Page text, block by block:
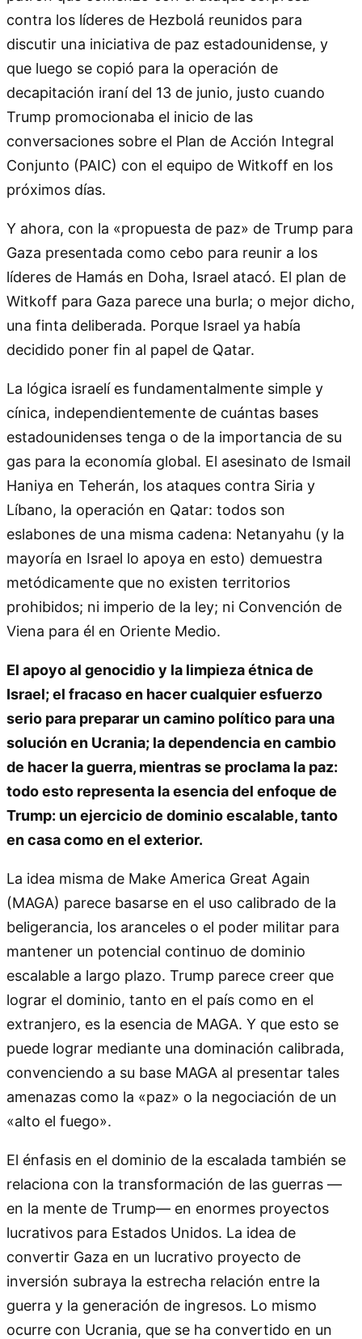
contra los líderes de Hezbolá reunidos para
discutir una iniciativa de paz estadounidense, y
que luego se copió para la operación de
decapitación iraní del 13 de junio, justo cuando
Trump promocionaba el inicio de las
conversaciones sobre el Plan de Acción Integral
Conjunto (PAIC) con el equipo de Witkoff en los
próximos días.
Y ahora, con la «propuesta de paz» de Trump para
Gaza presentada como cebo para reunir a los
líderes de Hamás en Doha, Israel atacó. El plan de
Witkoff para Gaza parece una burla; o mejor dicho,
una finta deliberada. Porque Israel ya había
decidido poner fin al papel de Qatar.
La lógica israelí es fundamentalmente simple y
cínica, independientemente de cuántas bases
estadounidenses tenga o de la importancia de su
gas para la economía global. El asesinato de Ismail
Haniya en Teherán, los ataques contra Siria y
Líbano, la operación en Qatar: todos son
eslabones de una misma cadena: Netanyahu (y la
mayoría en Israel lo apoya en esto) demuestra
metódicamente que no existen territorios
prohibidos; ni imperio de la ley; ni Convención de
Viena para él en Oriente Medio.
El apoyo al genocidio y la limpieza étnica de
Israel; el fracaso en hacer cualquier esfuerzo
serio para preparar un camino político para una
solución en Ucrania; la dependencia en cambio
de hacer la guerra, mientras se proclama la paz:
todo esto representa la esencia del enfoque de
Trump: un ejercicio de dominio escalable, tanto
en casa como en el exterior.
La idea misma de Make America Great Again
(MAGA) parece basarse en el uso calibrado de la
beligerancia, los aranceles o el poder militar para
mantener un potencial continuo de dominio
escalable a largo plazo. Trump parece creer que
lograr el dominio, tanto en el país como en el
extranjero, es la esencia de MAGA. Y que esto se
puede lograr mediante una dominación calibrada,
convenciendo a su base MAGA al presentar tales
amenazas como la «paz» o la negociación de un
«alto el fuego».
El énfasis en el dominio de la escalada también se
relaciona con la transformación de las guerras —
en la mente de Trump— en enormes proyectos
lucrativos para Estados Unidos. La idea de
convertir Gaza en un lucrativo proyecto de
inversión subraya la estrecha relación entre la
guerra y la generación de ingresos. Lo mismo
ocurre con Ucrania, que se ha convertido en un